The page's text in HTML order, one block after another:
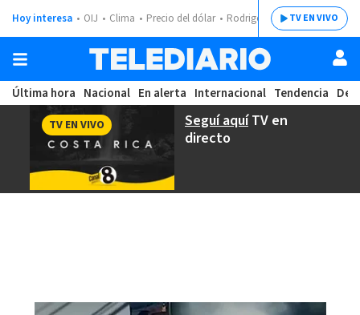
Hoy interesa OIJ Clima Precio del dólar Rodrigo ChavesTV EN VIVO
Última hora Nacional En alerta Internacional Tendencia
Seguí aquíTV en
directo
TV EN VIVO